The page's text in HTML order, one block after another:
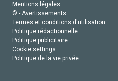
Mentions légales
© - Avertissements
Termes et conditions d'utilisation
Politique rédactionnelle
Politique publicitaire
Cookie settings
Politique de la vie privée